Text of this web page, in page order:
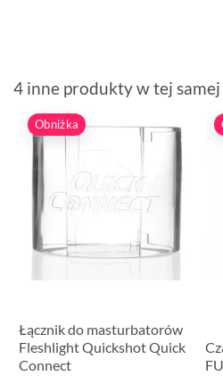
4 inne produkty w tej
Obniżka
Łącznik do masturbatorów
Fleshlight Quickshot Quick
Connect